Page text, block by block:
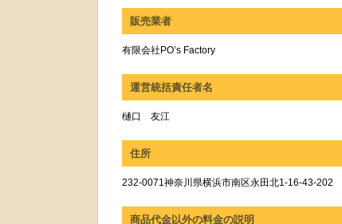
販売業者
有限会社PO’s Factory
運営統括責任者名
樋口 友江
住所
232-0071神奈川県横浜市南区永田北1-16-43-202
商品代金以外の料金の説明